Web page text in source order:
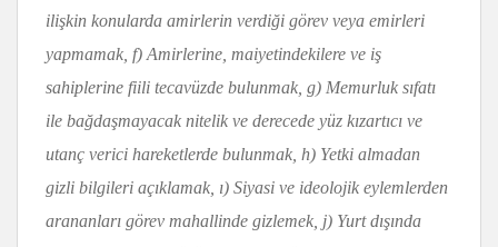
ilişkin konularda amirlerin verdiği görev veya emirleri
yapmamak, f) Amirlerine, maiyetindekilere ve iş
sahiplerine fiili tecavüzde bulunmak, g) Memurluk sıfatı
ile bağdaşmayacak nitelik ve derecede yüz kızartıcı ve
utanç verici hareketlerde bulunmak, h) Yetki almadan
gizli bilgileri açıklamak , ı) Siyasi ve ideolojik eylemlerden
arananları görev mahallinde gizlemek, j) Yurt dışında